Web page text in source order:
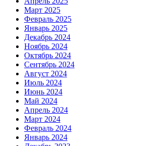
Март 2025
Февраль 2025
Январь 2025
Декабрь 2024
Ноябрь 2024
Октябрь 2024
Сентябрь 2024
Август 2024
Июль 2024
Июнь 2024
Май 2024
Апрель 2024
Март 2024
Февраль 2024
Январь 2024